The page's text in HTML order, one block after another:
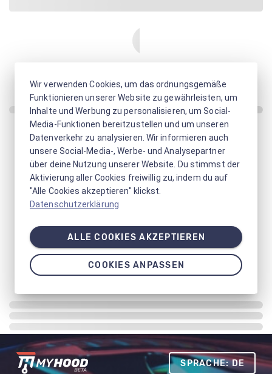
SPRACHE: DE
Wir verwenden Cookies, um das ordnungsgemäße
Funktionieren unserer Website zu gewährleisten, um
Inhalte und Werbung zu personalisieren, um Social-
Media-Funktionen bereitzustellen und um unseren
Datenverkehr zu analysieren. Wir informieren auch
unsere Social-Media-, Werbe- und Analysepartner
über deine Nutzung unserer Website. Du stimmst der
Aktivierung aller Cookies freiwillig zu, indem du auf
"Alle Cookies akzeptieren" klickst.
Datenschutzerklärung
ALLE COOKIES AKZEPTIEREN
COOKIES ANPASSEN